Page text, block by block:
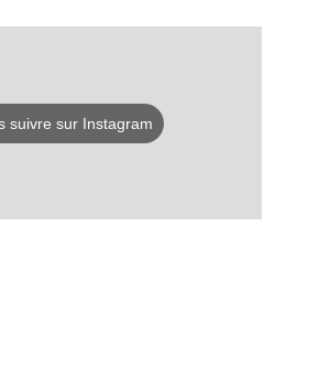
suivre sur Instagram